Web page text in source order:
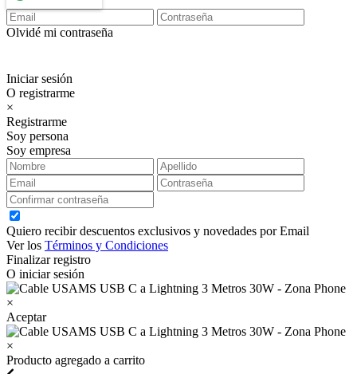
Olvidé mi contraseña
Iniciar sesión
O registrarme
×
Registrarme
Soy persona
Soy empresa
Quiero recibir descuentos exclusivos y novedades por Email
Ver los Términos y Condiciones
Finalizar registro
O iniciar sesión
×
Aceptar
×
Producto agregado a carrito